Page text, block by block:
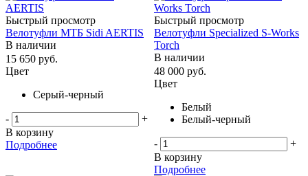
Быстрый просмотр
Велотуфли МТБ Sidi AERTIS
В наличии
15 650 руб.
Цвет
Серый-черный
-
+
В корзину
Подробнее
Быстрый просмотр
Велотуфли Specialized S-Works
Torch
В наличии
48 000 руб.
Цвет
Белый
Белый-черный
-
+
В корзину
Подробнее